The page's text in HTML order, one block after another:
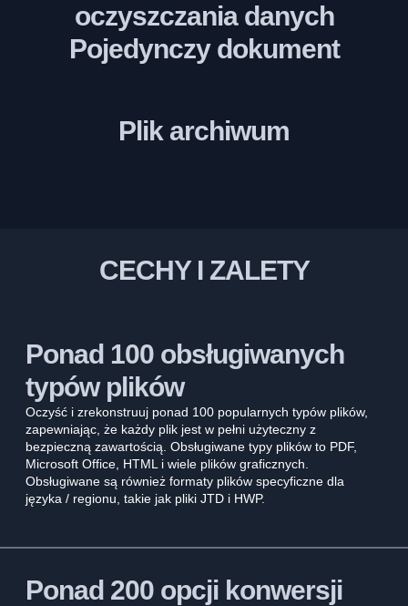
oczyszczania danych
Pojedynczy dokument
Plik archiwum
CECHY I ZALETY
Ponad 100 obsługiwanych
typów plików
Oczyść i zrekonstruuj ponad 100 popularnych typów plików,
zapewniając, że każdy plik jest w pełni użyteczny z
bezpieczną zawartością. Obsługiwane typy plików to PDF,
Microsoft Office, HTML i wiele plików graficznych.
Obsługiwane są również formaty plików specyficzne dla
języka / regionu, takie jak pliki JTD i HWP.
Ponad 200 opcji konwersji